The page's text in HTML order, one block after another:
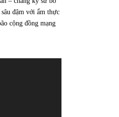
đậm với ẩm thực
cộng đồng mạng